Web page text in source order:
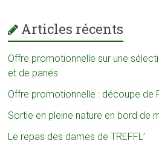
Articles récents
Offre promotionnelle sur une
et de panés
Offre promotionnelle : découpe de
Sortie en pleine nature en bord de
Le repas des dames de TREFFL’